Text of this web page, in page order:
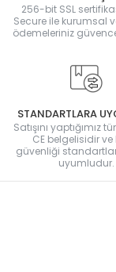
256-bit SSL
Secure ile kurumsal
ödemeleriniz
STANDARTLARA
Satışını yaptığımız
CE belgelisidir ve
güvenliği
uyumludur.